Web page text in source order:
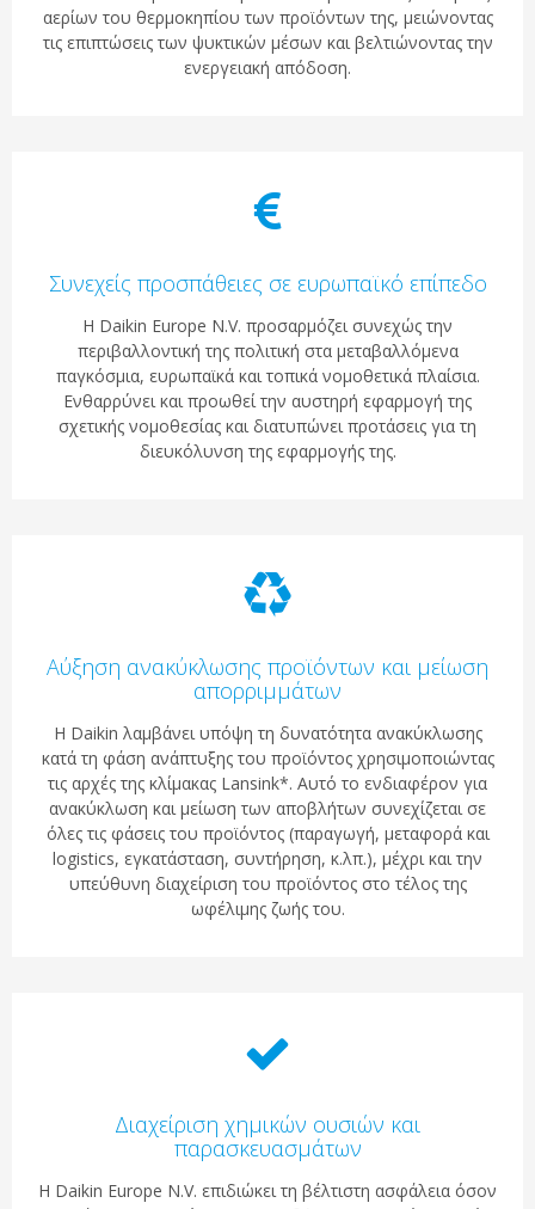
αερίων του θερμοκηπίου των προϊόντων της, μειώνοντας
τις επιπτώσεις των ψυκτικών μέσων και βελτιώνοντας την
ενεργειακή απόδοση.
Συνεχείς προσπάθειες σε ευρωπαϊκό επίπεδο
Η Daikin Europe N.V. προσαρμόζει συνεχώς την
περιβαλλοντική της πολιτική στα μεταβαλλόμενα
παγκόσμια, ευρωπαϊκά και τοπικά νομοθετικά πλαίσια.
Ενθαρρύνει και προωθεί την αυστηρή εφαρμογή της
σχετικής νομοθεσίας και διατυπώνει προτάσεις για τη
διευκόλυνση της εφαρμογής της.
Αύξηση ανακύκλωσης προϊόντων και μείωση
απορριμμάτων
Η Daikin λαμβάνει υπόψη τη δυνατότητα ανακύκλωσης
κατά τη φάση ανάπτυξης του προϊόντος χρησιμοποιώντας
τις αρχές της κλίμακας Lansink*. Αυτό το ενδιαφέρον για
ανακύκλωση και μείωση των αποβλήτων συνεχίζεται σε
όλες τις φάσεις του προϊόντος (παραγωγή, μεταφορά και
logistics, εγκατάσταση, συντήρηση, κ.λπ.), μέχρι και την
υπεύθυνη διαχείριση του προϊόντος στο τέλος της
ωφέλιμης ζωής του.
Διαχείριση χημικών ουσιών και
παρασκευασμάτων
Η Daikin Europe N.V. επιδιώκει τη βέλτιστη ασφάλεια όσον